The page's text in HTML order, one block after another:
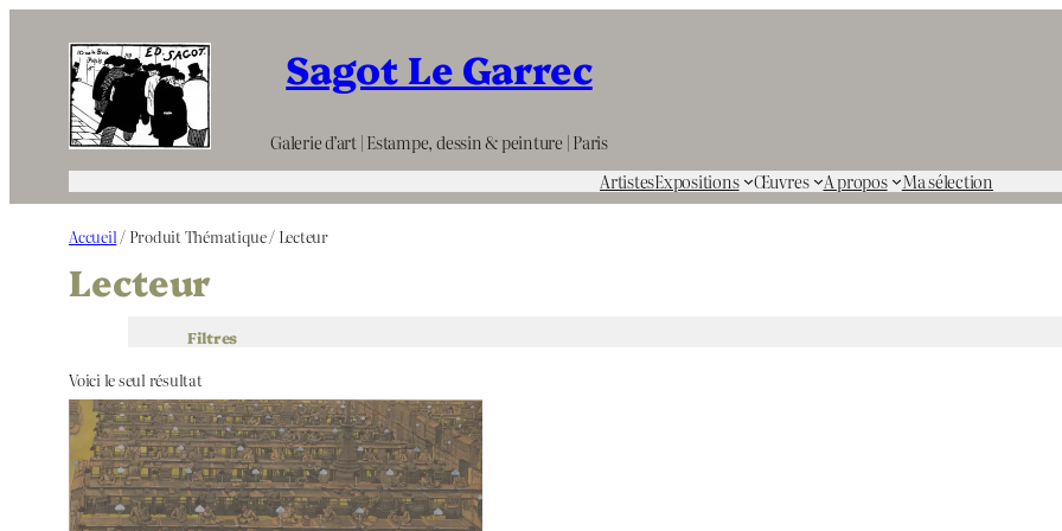
contenu
Sagot Le Garrec
Galerie d’art | Estampe, dessin & peinture | Paris
ArtistesExpositions Œuvres A propos Ma sélection
Accueil / Produit Thématique / Lecteur
Lecteur
Filtres
Voici le seul résultat